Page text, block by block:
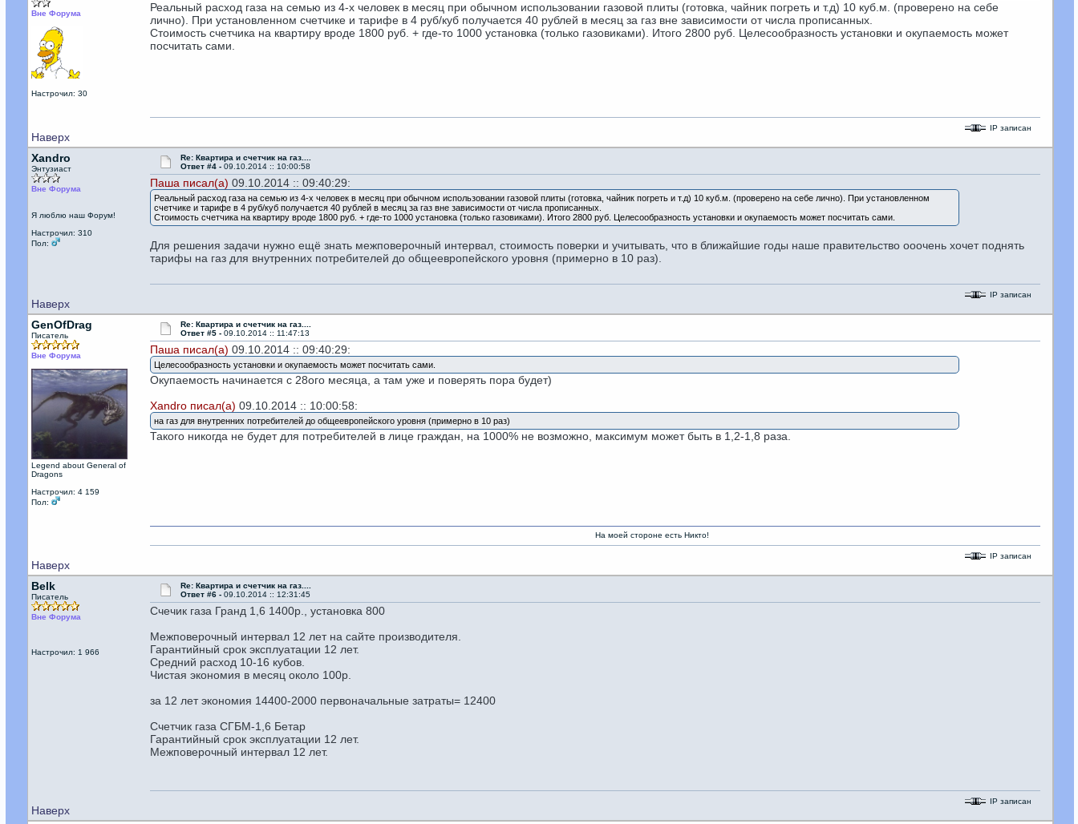
Вне Форума
Настрочил: 30
Реальный расход газа на семью из 4-х человек в месяц при обычном использовании газовой плиты (готовка, чайник погреть и т.д) 10 куб.м. (проверено на себе
лично). При установленном счетчике и тарифе в 4 руб/куб получается 40 рублей в месяц за газ вне зависимости от числа прописанных.
Стоимость счетчика на квартиру вроде 1800 руб. + где-то 1000 установка (только газовиками). Итого 2800 руб. Целесообразность установки и окупаемость может
посчитать сами.
Наверх
IP записан
Xandro
Энтузиаст
Вне Форума
Я люблю наш Форум!
Настрочил: 310
Пол:
Re: Квартира и счетчик на газ....
Ответ #4 - 09.10.2014 :: 10:00:58
Паша писал(а) 09.10.2014 :: 09:40:29:
Реальный расход газа на семью из 4-х человек в месяц при обычном использовании газовой плиты (готовка, чайник погреть и т.д) 10 куб.м. (проверено на себе лично). При установленном
счетчике и тарифе в 4 руб/куб получается 40 рублей в месяц за газ вне зависимости от числа прописанных.
Стоимость счетчика на квартиру вроде 1800 руб. + где-то 1000 установка (только газовиками). Итого 2800 руб. Целесообразность установки и окупаемость может посчитать сами.
Для решения задачи нужно ещё знать межповерочный интервал, стоимость поверки и учитывать, что в ближайшие годы наше правительство ооочень хочет поднять
тарифы на газ для внутренних потребителей до общеевропейского уровня (примерно в 10 раз).
Наверх
IP записан
GenOfDrag
Писатель
Вне Форума
Legend about General of
Dragons
Настрочил: 4 159
Пол:
Re: Квартира и счетчик на газ....
Ответ #5 - 09.10.2014 :: 11:47:13
Паша писал(а) 09.10.2014 :: 09:40:29:
Целесообразность установки и окупаемость может посчитать сами.
Окупаемость начинается с 28ого месяца, а там уже и поверять пора будет)
Xandro писал(а) 09.10.2014 :: 10:00:58:
на газ для внутренних потребителей до общеевропейского уровня (примерно в 10 раз)
Такого никогда не будет для потребителей в лице граждан, на 1000% не возможно, максимум может быть в 1,2-1,8 раза.
Наверх
На моей стороне есть Никто!
IP записан
Belk
Писатель
Вне Форума
Настрочил: 1 966
Re: Квартира и счетчик на газ....
Ответ #6 - 09.10.2014 :: 12:31:45
Cчечик газа Гранд 1,6 1400р., установка 800
Межповерочный интервал 12 лет на сайте производителя.
Гарантийный срок эксплуатации 12 лет.
Средний расход 10-16 кубов.
Чистая экономия в месяц около 100р.
за 12 лет экономия 14400-2000 первоначальные затраты= 12400
Счетчик газа СГБМ-1,6 Бетар
Гарантийный срок эксплуатации 12 лет.
Межповерочный интервал 12 лет.
Наверх
IP записан